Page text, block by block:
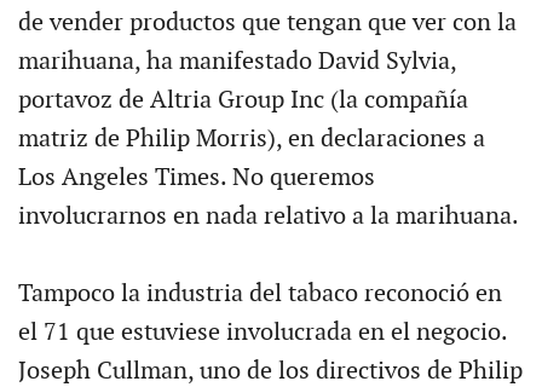
de vender productos que tengan que ver con la
marihuana, ha manifestado David Sylvia,
portavoz de Altria Group Inc (la compañía
matriz de Philip Morris), en declaraciones a
Los Angeles Times. No queremos
involucrarnos en nada relativo a la marihuana.
Tampoco la industria del tabaco reconoció en
el 71 que estuviese involucrada en el negocio.
Joseph Cullman, uno de los directivos de Philip